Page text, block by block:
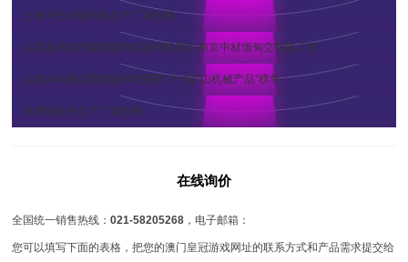
上海冲击式破碎机生产厂家价格
山美股份高性能欧版颚式破碎机助力南京中材缅甸交钥匙工程
山美smh液压圆锥破碎机荣获“十大矿山机械产品”榜单
河南制砂机生产厂家价格
在线询价
全国统一销售热线：021-58205268 ，电子邮箱：
您可以填写下面的表格，把您的澳门皇冠游戏网址的联系方式和产品需求提交给